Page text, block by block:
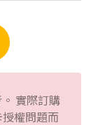
實際訂購
權問題而